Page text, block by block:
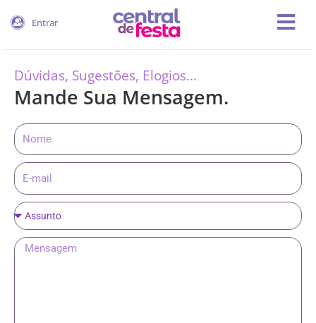
para
Entrar
Dúvidas, Sugestões, Elogios...
Mande Sua Mensagem.
Nome
E-
mail
Assunto
Mensagem